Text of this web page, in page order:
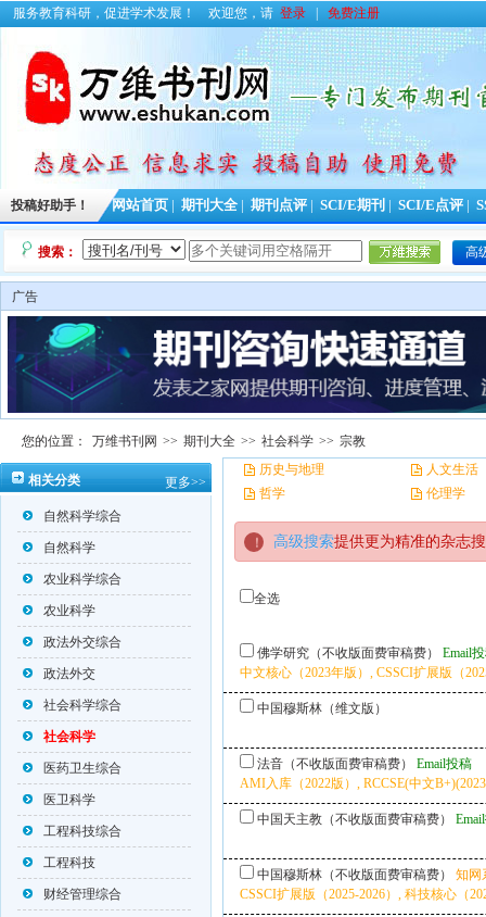
服务教育科研，促进学术发展！ 欢迎您，请 登录 免费注册
投稿好助手！ 网站首页 期刊大全 期刊点评 SCI/E期刊 SCI/E点评
搜索： 高
广告
您的位置： 万维书刊网 >> 期刊大全 >> 社会科学 >> 宗教
相关分类 更多>>
自然科学综合
自然科学
农业科学综合
农业科学
政法外交综合
政法外交
社会科学综合
社会科学
医药卫生综合
医卫科学
工程科技综合
工程科技
财经管理综合
历史与地理
人文生活
哲学
伦理学
高级搜索提供更为精准的杂志
全选
佛学研究（不收版面费审稿费）
Email
中文核心（2023年版）, CSSCI扩展版（
中国穆斯林（维文版）
法音（不收版面费审稿费）
Email投稿
AMI入库（2022版）, RCCSE(中文
中国天主教（不收版面费审稿费）
中国穆斯林（不收版面费审稿费）
知网
CSSCI扩展版（2025-2026）, 科技核心（